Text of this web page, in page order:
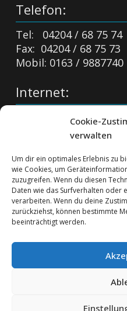
Cookie-
verwalten
Um dir ein optimales Erlebnis zu
wie Cookies, um
zuzugreifen. Wenn du diesen
Daten wie das Surfverhalten oder
verarbeiten. Wenn du deine
zurückziehst, können bestimmte
beeinträchtigt werden.
Telefon:
Tel: 04204 / 68 75 74
Fax: 04204 / 68 75 73
Mobil: 0163 / 9887740
Internet:
info@stake-bau.de
https://stake-bau.de
Impressum:
Impressum
Datenschutzerklärung
Cookie-Richtlinie (EU)